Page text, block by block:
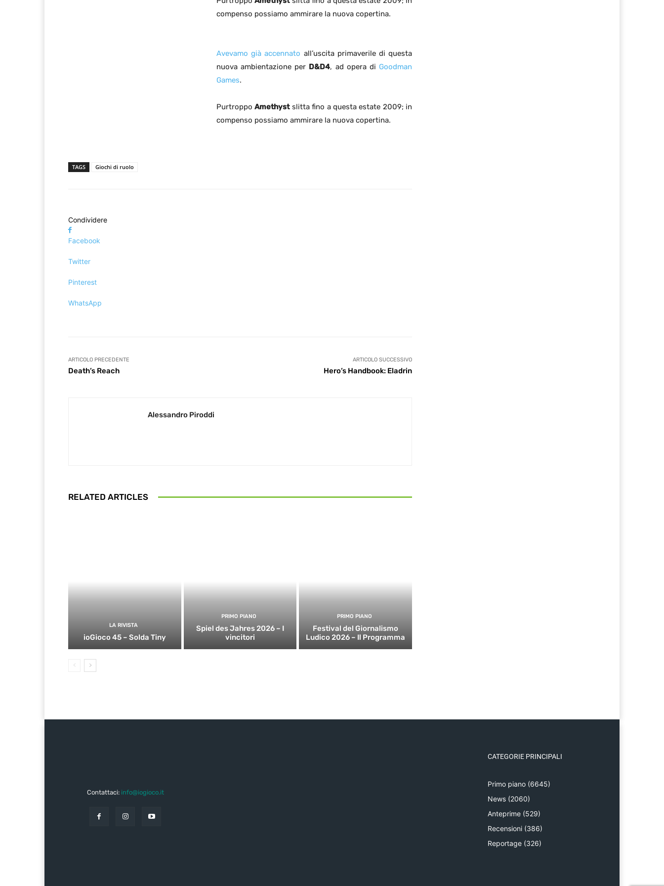
compenso possiamo ammirare la nuova copertina.
Avevamo già accennato all’uscita primaverile di questa
nuova ambientazione per D&D4, ad opera di Goodman
Games.
PurtroppoAmethystslitta fino a questa estate 2009; in
compenso possiamo ammirare la nuova copertina.
TAGS Giochi di ruolo
Condividere
Facebook
Twitter
Pinterest
WhatsApp
ARTICOLO PRECEDENTE
Death’s Reach
ARTICOLO SUCCESSIVO
Hero’s Handbook: Eladrin
Alessandro Piroddi
RELATED ARTICLES
LA RIVISTA
ioGioco 45 – Solda Tiny
PRIMO PIANO
Spiel des Jahres 2026 – I
vincitori
PRIMO PIANO
Festival del Giornalismo
Ludico 2026 – Il Programma
Contattaci: info@iogioco.it
CATEGORIE PRINCIPALI
Primo piano (6645)
News (2060)
Anteprime (529)
Recensioni (386)
Reportage (326)